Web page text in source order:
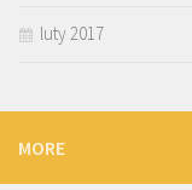
luty 2017
MORE